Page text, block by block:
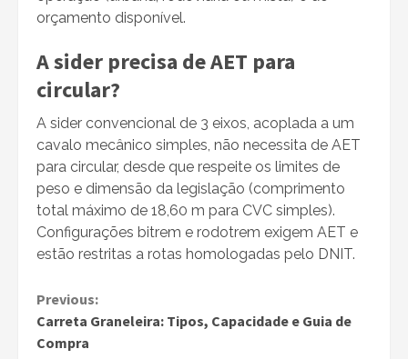
orçamento disponível.
A sider precisa de AET para
circular?
A sider convencional de 3 eixos, acoplada a um
cavalo mecânico simples, não necessita de AET
para circular, desde que respeite os limites de
peso e dimensão da legislação (comprimento
total máximo de 18,60 m para CVC simples).
Configurações bitrem e rodotrem exigem AET e
estão restritas a rotas homologadas pelo DNIT.
Continue
Reading
Previous:
Carreta Graneleira: Tipos, Capacidade e Guia de
Compra